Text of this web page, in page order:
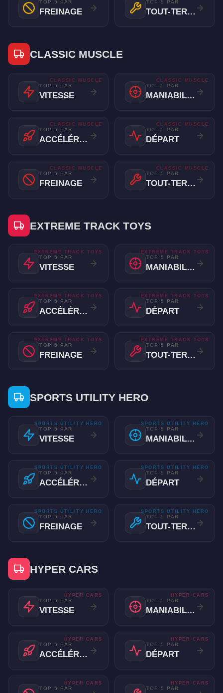
TOP 5 PAR
FREINAGE
TOP 5 PAR
TOUT-TERRAIN
CLASSIC MUSCLE
TOP 5 PAR
VITESSE
CLASSIC MUSCLE
TOP 5 PAR
MANIABILITÉ
CLASSIC MUSCLE
TOP 5 PAR
ACCÉLÉRATION
CLASSIC MUSCLE
TOP 5 PAR
DÉPART
CLASSIC MUSCLE
TOP 5 PAR
FREINAGE
CLASSIC MUSCLE
TOP 5 PAR
TOUT-TERRAIN
CLASSIC MUSCLE
EXTREME TRACK TOYS
TOP 5 PAR
VITESSE
EXTREME TRACK TOYS
TOP 5 PAR
MANIABILITÉ
EXTREME TRACK TOYS
TOP 5 PAR
ACCÉLÉRATION
EXTREME TRACK TOYS
TOP 5 PAR
DÉPART
EXTREME TRACK TOYS
TOP 5 PAR
FREINAGE
EXTREME TRACK TOYS
TOP 5 PAR
TOUT-TERRAIN
EXTREME TRACK TOYS
SPORTS UTILITY HERO
TOP 5 PAR
VITESSE
SPORTS UTILITY HERO
TOP 5 PAR
MANIABILITÉ
SPORTS UTILITY HERO
TOP 5 PAR
ACCÉLÉRATION
SPORTS UTILITY HERO
TOP 5 PAR
DÉPART
SPORTS UTILITY HERO
TOP 5 PAR
FREINAGE
SPORTS UTILITY HERO
TOP 5 PAR
TOUT-TERRAIN
SPORTS UTILITY HERO
HYPER CARS
TOP 5 PAR
VITESSE
HYPER CARS
TOP 5 PAR
MANIABILITÉ
HYPER CARS
TOP 5 PAR
ACCÉLÉRATION
HYPER CARS
TOP 5 PAR
DÉPART
HYPER CARS
TOP 5 PAR
HYPER CARS
TOP 5 PAR
HYPER CARS